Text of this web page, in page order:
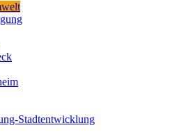
Stadtentwicklung